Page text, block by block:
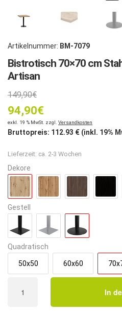
Artikelnummer: BM-7079
Bistrotisch 70×70 cm
Artisan
149,90€Ursprünglicher
Preis
war:
149,90€
94,90€
Aktueller
Preis
ist:
94,90€.
exkl. 19 % MwSt. zzgl. Versandkosten
Bruttopreis: 112.93 € (inkl. 19%
Lieferzeit: ca. 2-3 Wochen
Dekore
Gestell
Quadratisch
50x50 60x60
70x70
In